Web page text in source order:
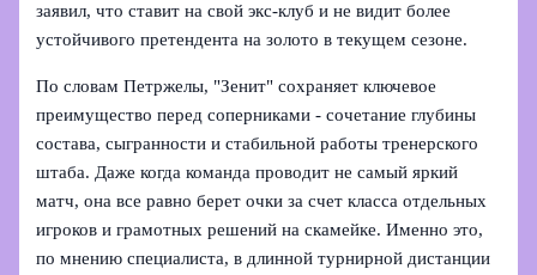
заявил, что ставит на свой экс-клуб и не видит более
устойчивого претендента на золото в текущем сезоне.
По словам Петржелы, "Зенит" сохраняет ключевое
преимущество перед соперниками - сочетание глубины
состава, сыгранности и стабильной работы тренерского
штаба. Даже когда команда проводит не самый яркий
матч, она все равно берет очки за счет класса отдельных
игроков и грамотных решений на скамейке. Именно это,
по мнению специалиста, в длинной турнирной дистанции